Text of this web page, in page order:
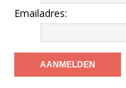
Emailadres: